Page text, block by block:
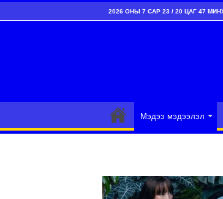
2026 ОНЫ 7 САР 23 / 20 ЦАГ 47
Мэдээ мэдээлэл